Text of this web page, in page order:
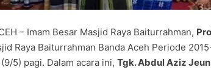
– Imam Besar Masjid Raya Baiturrahman,
Raya Baiturrahman Banda Aceh Periode
5) pagi. Dalam acara ini, Tgk. Abdul Aziz